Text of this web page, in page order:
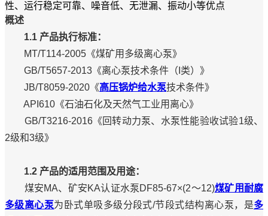
性、运行稳定可靠、噪音低、无泄漏、振动小等优点
概述
1.1 产品执行标准：
MT/T114-2005《煤矿用多级离心泵》
GB/T5657-2013《离心泵技术条件（I类）》
JB/T8059-2020《高压锅炉给水泵技术条件》
API610《石油石化及天然气工业用离心》
GB/T3216-2016《回转动力泵、水泵性能验收试验1级、
2级和3级》
1.2 产品的适用范围及用途：
煤安MA、矿安KA认证水泵DF85-67×(2～12)煤矿用耐腐
多级离心泵为卧式单吸多级分段式/节段式结构离心泵，是多